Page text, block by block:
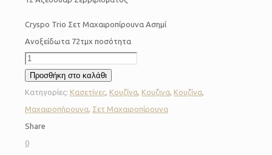
Cryspo Trio Σετ Μαχαιροπίρουνα Ασημί
Ανοξείδωτα 72τμχ ποσότητα
Προσθήκη στο καλάθι
Κατηγορίες: Κασετίνες, Κουζίνα, Κουζινα, Κουζίνα,
Μαχαιροπήρουνα, Σετ Μαχαιροπίρουνα
Share
0